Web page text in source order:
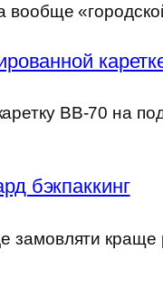
BB-70 на
бэкпаккинг
замовляти